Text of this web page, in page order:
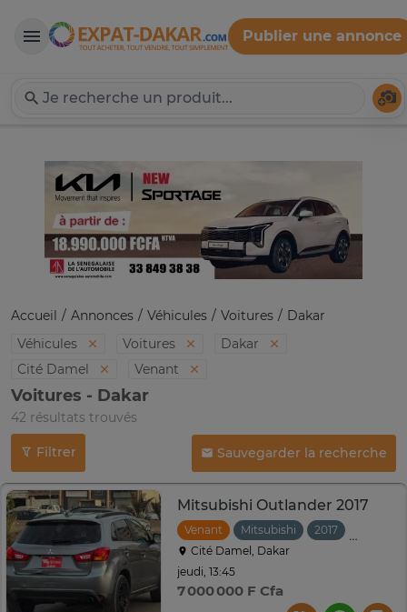
Expat-Dakar
Publier une annonce
Accueil Annonces Véhicules Voitures
Dakar
Véhicules
Voitures
Dakar
Cité Damel
Venant
Voitures - Dakar
42 résultats trouvés
Filtrer Sauvegarder la recherche
Mitsubishi Outlander 2017
Venant Mitsubishi 2017
Cité Damel, Dakar
jeudi, 13:45
7 000 000 F Cfa